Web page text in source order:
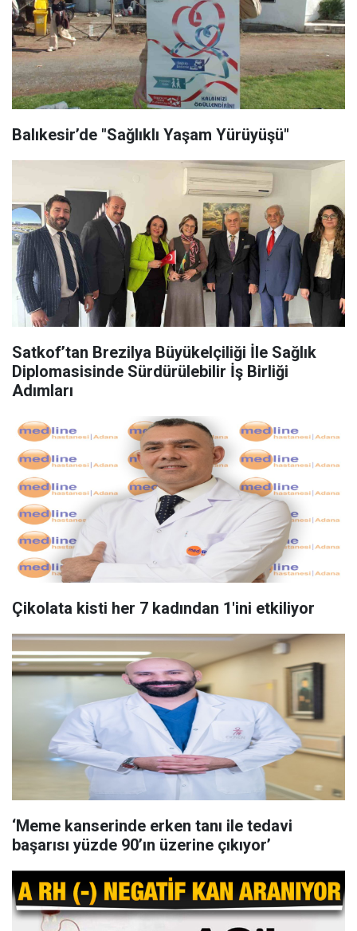
Balıkesir’de "Sağlıklı Yaşam Yürüyüşü"
Satkof’tan Brezilya Büyükelçiliği İle Sağlık
Diplomasisinde Sürdürülebilir İş Birliği
Adımları
Çikolata kisti her 7 kadından 1'ini etkiliyor
‘Meme kanserinde erken tanı ile tedavi
başarısı yüzde 90’ın üzerine çıkıyor’